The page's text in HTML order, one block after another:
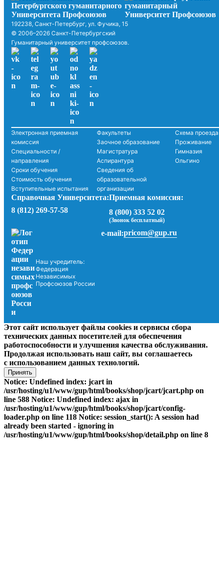
192238, Санкт-Петербург, ул. Фучика, 15
© 2006–2026 Санкт-Петербургский
Гуманитарный университет профсоюзов.
Электронная приемная
комиссия
Специальности /
направления
Сроки обучения
Стоимость обучения
Вступительные испытания
Факультеты
Заочное образование
Магистратура
Аспирантура
Сведения об
образовательной
организации
Схема проезда
Проживание
Гимназия
Ольгино
Справочная Университета:
8 (812) 269-57-58
Приемная комиссия:
8 (800) 333 52 02
(Звонок бесплатный)
Наш учредитель:
Федерация
Независимых
Профсоюзов России
e-mail:pricom@gup.ru
Этот сайт использует файлы cookies и сервисы сбора
технических данных посетителей для обеспечения
работоспособности и улучшения качества обслуживания.
Продолжая использовать наш сайт, вы соглашаетесь
с использованием данных технологий.
Принять
Notice: Undefined index: jcart in
/usr/hosting/u1/www/gup/html/books/shop/jcart/jcart.php on
line 588 Notice: Undefined index: ajax in
/usr/hosting/u1/www/gup/html/books/shop/jcart/config-
loader.php on line 118 Notice: session_start(): A session had
already been started - ignoring in
/usr/hosting/u1/www/gup/html/books/shop/detail.php on line 8